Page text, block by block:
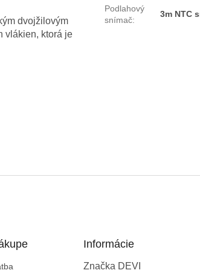
dvojžilovým
vlákien, ktorá je
Podlahový
snímač:
3m NTC
Informácie
Značka DEVI